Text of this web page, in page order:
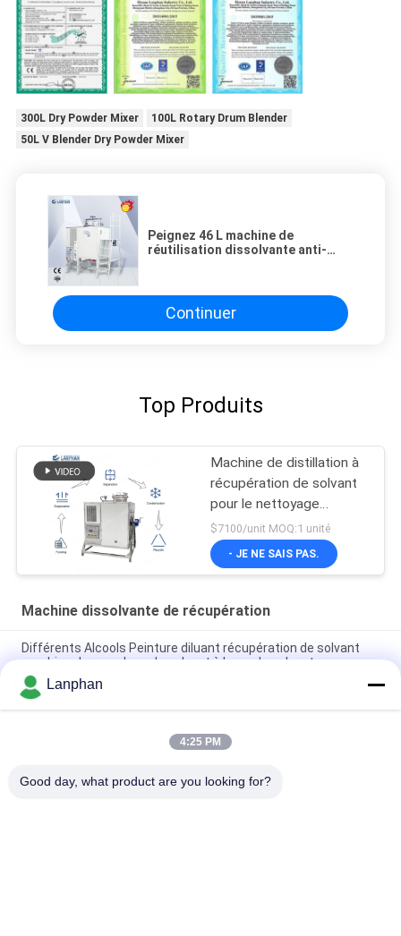
300L Dry Powder Mixer
100L Rotary Drum Blender
50L V Blender Dry Powder Mixer
Peignez 46 L machine de
réutilisation dissolvante anti-
Continuer
Top Produits
Machine de distillation à
récupération de solvant
pour le nettoyage
industriel de l'acétate
d'éthyle
$7100/unit MOQ:1 unité
- JE NE SAIS PAS.
Machine dissolvante de récupération
Différents Alcools Peinture diluant récupération de solvant
machine de recyclage de solvant à base de solvant
25L-320L Unité de récupération de solvants résistant à
l'explosion
Réactif chimique dans la machine dissolvante de
Lanphan
4:25 PM
Good day, what product are you looking for?